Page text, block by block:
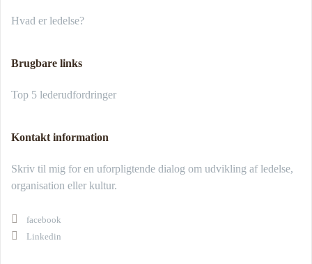
Hvad er ledelse?
Brugbare links
Top 5 lederudfordringer
Kontakt information
Skriv til mig for en uforpligtende dialog om udvikling af ledelse,
organisation eller kultur.
facebook
Linkedin